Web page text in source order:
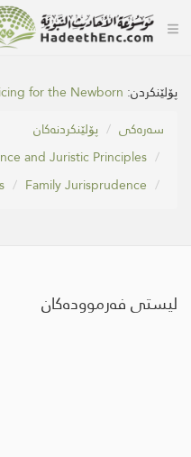
پۆلێنکردن: for the Newborn
سه‌ره‌كی
پۆلێنکردنەکان
and Juristic Principles
Family Jurisprudence
لیستی فەرموودەکان